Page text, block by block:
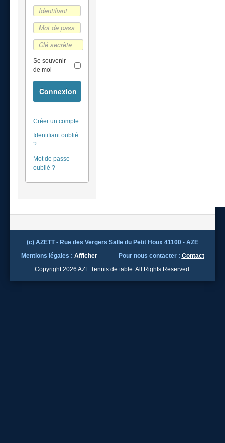
Se souvenir
de moi
Connexion
Créer un compte
Identifiant oublié
?
Mot de passe
oublié ?
(c) AZETT - Rue des Vergers Salle du Petit Houx 41100 - AZE
Mentions légales : Afficher Pour nous contacter : Contact
Copyright 2026 AZE Tennis de table. All Rights Reserved.